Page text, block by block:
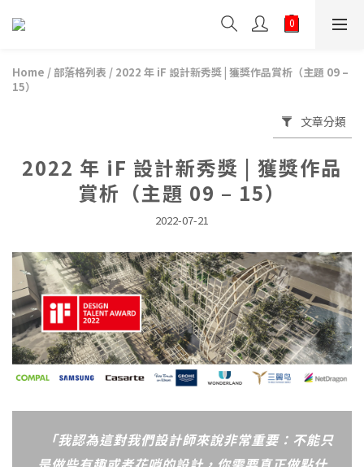
Home / 部落格列表 / 2022 年 iF 設計新秀獎 | 獲獎作品賞析（主題 09 –
15）
文章分類
2022 年 iF 設計新秀獎 | 獲獎作品
賞析（主題 09 – 15）
2022-07-21
「我認為這對我們設計師來說非常重要：不能只